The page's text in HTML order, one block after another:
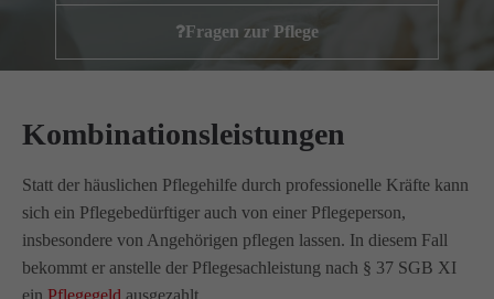
Spezialisierung im Bereich Demenz erleben wir immer wieder
Wir sagenDANKEfür Ihr Feedback!
Kontakt
Amicus Pflege GmbH & Co KG
Lipper Weg 11a
45770 Marl
Fragen zur Pflege
Kombinationsleistungen
Statt der häuslichen Pflegehilfe durch professionelle Kräfte kann
sich ein Pflegebedürftiger auch von einer Pflegeperson,
insbesondere von Angehörigen pflegen lassen. In diesem Fall
bekommt er anstelle der Pflegesachleistung nach § 37 SGB XI
ein Pflegegeld ausgezahlt.